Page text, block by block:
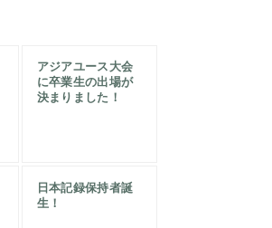
アジアユース大会
に卒業生の出場が
決まりました！
日本記録保持者誕
生！